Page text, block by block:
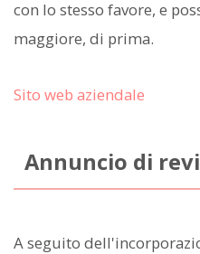
con lo stesso favore, e
maggiore, di prima.
Sito web aziendale
Annuncio di
A seguito